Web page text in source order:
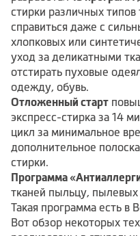
стирки различных
справиться даже с
хлопковых или
уход за деликатными
отстирать пуховые
одежду, обувь.
Отложенный старт
экспресс-стирка за 14
цикл за минимальное
дополнительное
стирки.
Программа
тканей пыльцу,
Такая программа есть в
Вот обзор некоторых